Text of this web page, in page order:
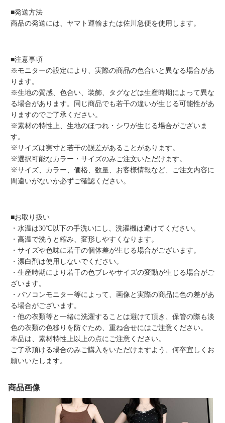
■発送方法
商品の発送には、ヤマト運輸または佐川急便を使用します。
■注意事項
※モニターの設定により、実際の商品の色合いと異なる場合があ
ります。
※生地の質感、色合い、装飾、タグなどは生産時期によって異な
る場合があります。同じ商品でも若干の違いが生じる可能性があ
りますのでご了承ください。
※素材の特性上、生地のほつれ・シワが生じる場合がございま
す。
※サイズは実寸と若干の誤差があることがあります。
※選択可能なカラー・サイズのみご注文いただけます。
※サイズ、カラー、価格、数量、お客様情報など、ご注文内容に
間違いがないか必ずご確認ください。
■お取り扱い
・水温は30℃以下の手洗いにし、洗濯機は避けてください。
・高温で洗うと縮み、変形しやすくなります。
・サイズや色味に若干の個体差が生じる場合がございます。
・漂白剤は使用しないでください。
・生産時期により若干の色ブレやサイズの変動が生じる場合がご
ざいます。
・パソコンモニター等によって、画像と実際の商品に色の差があ
る場合がございます。
・他の衣類等と一緒に洗濯することは避けて頂き、保管の際も淡
色の衣類の色移りを防ぐため、重ね合せにはご注意ください。
本品は、素材特性上以上の点にご注意ください。
ご了承頂ける場合のみご購入をいただけますよう、何卒宜しくお
願いいたします。
商品画像